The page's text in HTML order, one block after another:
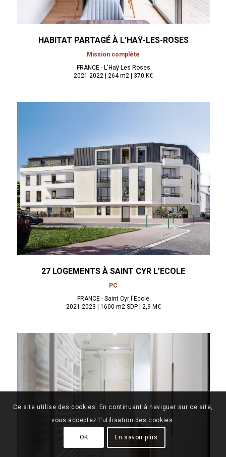
HABITAT PARTAGÉ À L’HAŸ-LES-ROSES
Mission complète
FRANCE - L'Haÿ Les Roses
2021-2022 | 264 m2 | 370 K€
27 LOGEMENTS ÀSAINT CYR L’ECOLE
PC
FRANCE - Saint Cyr l'Ecole
2021-2023 | 1600 m2 SDP | 2,9 M€
Ce site utilise des cookies. En continuant à naviguer sur ce site,
vous acceptez l'utilisation des cookies.
OK En savoir plus